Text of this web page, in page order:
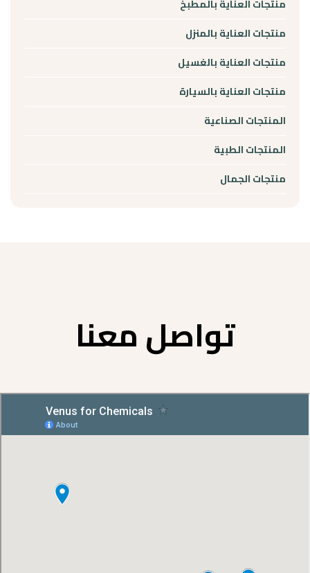
منتجات العناية بالمطبخ
منتجات العناية بالمنزل
منتجات العناية بالغسيل
منتجات العناية بالسيارة
المنتجات الصناعية
المنتجات الطبية
منتجات الجمال
تواصل معنا